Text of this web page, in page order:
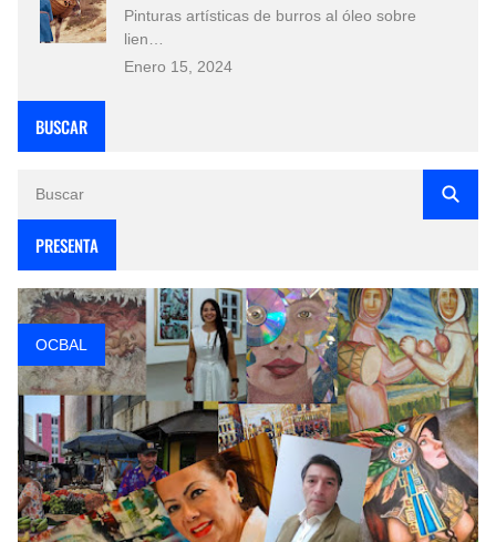
Pinturas artísticas de burros al óleo sobre
lien…
Enero 15, 2024
BUSCAR
PRESENTA
OCBAL